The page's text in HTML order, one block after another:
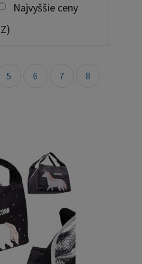
Najvyššie ceny
5 6 7 8